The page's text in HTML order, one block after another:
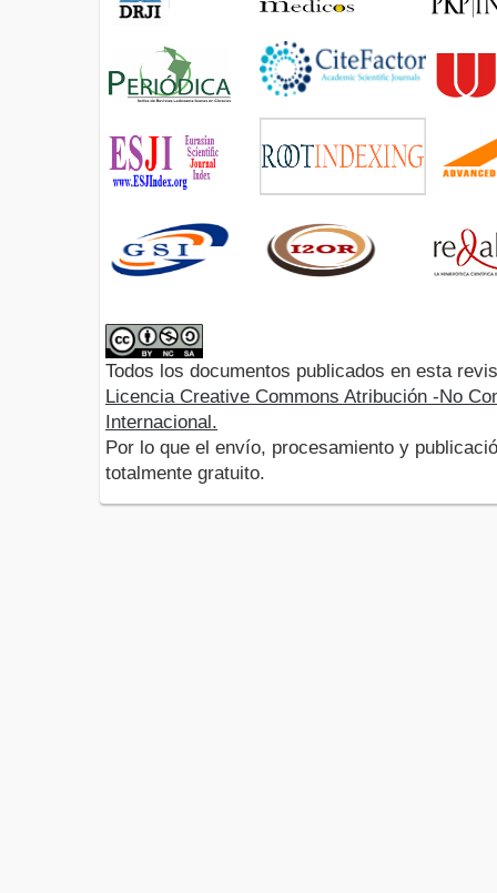
Todos los documentos publicados en esta
Licencia Creative Commons Atribución -No
Internacional.
Por lo que el envío, procesamiento y
totalmente gratuito.